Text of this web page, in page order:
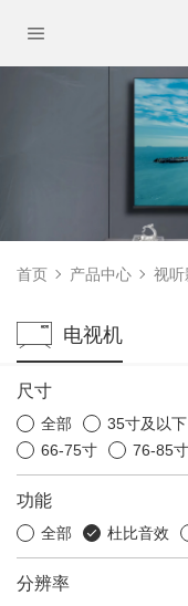
首页 产品中心 视听
电视机
尺寸
全部 35寸及以下
66-75寸
76-85寸
功能
全部 杜比音效
分辨率